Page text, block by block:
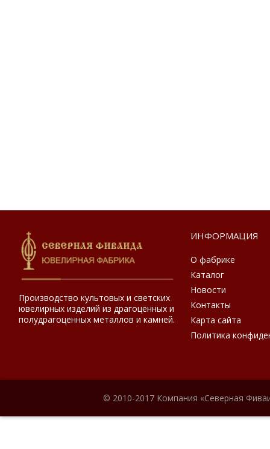
Производство культовых и светских
ювелирных изделий из драгоценных и
полудрагоценных металлов и камней.
ИНФОРМАЦИЯ
О фабрике
Каталог
Новости
Контакты
Карта сайта
Политика
© 2010-2017 Компания «Северная